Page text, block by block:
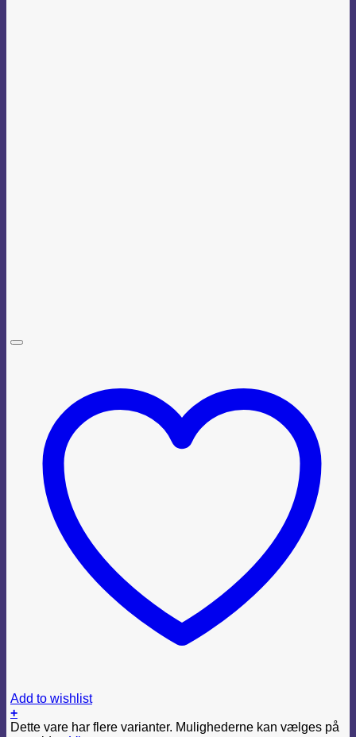
Add to wishlist
+
Dette vare har flere varianter. Mulighederne kan vælges på